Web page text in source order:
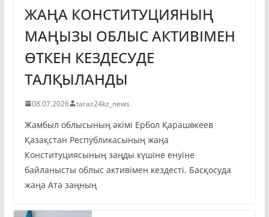
ЖАҢА КОНСТИТУЦИЯНЫҢ
МАҢЫЗЫ ОБЛЫС АКТИВІМЕН
ӨТКЕН КЕЗДЕСУДЕ
ТАЛҚЫЛАНДЫ
08.07.2026 taraz24kz_news
Жамбыл облысының әкімі Ербол Қарашөкеев
Қазақстан Республикасының жаңа
Конституциясының заңды күшіне енуіне
байланысты облыс активімен кездесті. Басқосуда
жаңа Ата заңның